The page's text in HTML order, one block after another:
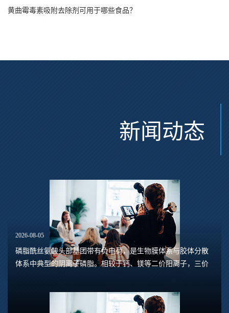
黄曲霉毒素吸附去除剂可用于哪些食品？
新闻动态
2026-08-05
磷脂酰丝氨酸头部基团带有负电荷，是生物膜体系与胶体分散
体系中典型的阴离子磷脂。相较于钙、镁等二价阳离子，三价